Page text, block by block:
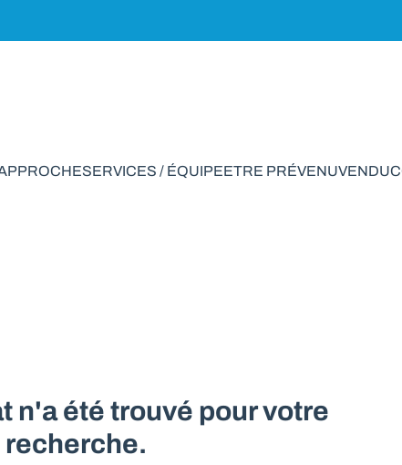
SERVICES / ÉQUIPEETRE PRÉVENUVENDU
vendre en Grez-
n'a été trouvé pour votre
recherche.